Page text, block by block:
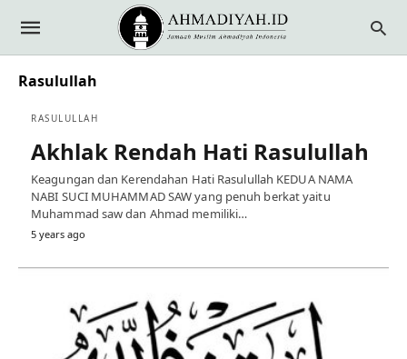
Rasulullah
RASULULLAH
Akhlak Rendah Hati Rasulullah
Keagungan dan Kerendahan Hati Rasulullah KEDUA NAMA
NABI SUCI MUHAMMAD SAW yang penuh berkat yaitu
Muhammad saw dan Ahmad memiliki…
5 years ago